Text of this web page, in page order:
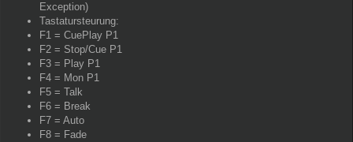
Exception)
Tastatursteurung:
F1 = CuePlay P1
F2 = Stop/Cue P1
F3 = Play P1
F4 = Mon P1
F5 = Talk
F6 = Break
F7 = Auto
F8 = Fade